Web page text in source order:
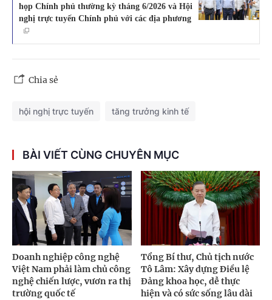
họp Chính phủ thường kỳ tháng 6/2026 và Hội
nghị trực tuyến Chính phủ với các địa phương
Chia sẻ
hội nghị trực tuyến tăng trưởng kinh tế
BÀI VIẾT CÙNG CHUYÊN MỤC
Doanh nghiệp công nghệ
Việt Nam phải làm chủ công
nghệ chiến lược, vươn ra thị
trường quốc tế
Tổng Bí thư, Chủ tịch nước
Tô Lâm: Xây dựng Điều lệ
Đảng khoa học, dễ thực
hiện và có sức sống lâu dài